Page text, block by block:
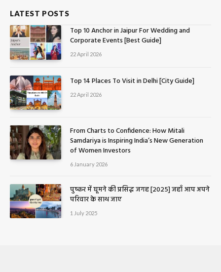
LATEST POSTS
Top 10 Anchor in Jaipur For Wedding and
Corporate Events [Best Guide]
22 April 2026
Top 14 Places To Visit in Delhi [City Guide]
22 April 2026
From Charts to Confidence: How Mitali
Samdariya is Inspiring India’s New Generation
of Women Investors
6 January 2026
पुष्कर में घूमने की प्रसिद्ध जगह [2025] जहाँ आप अपने
परिवार के साथ जाए
1 July 2025